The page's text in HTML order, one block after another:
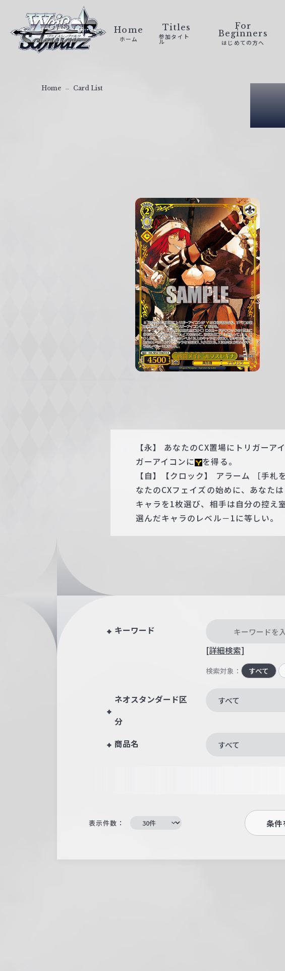
ァ
Home
ホーム
Titles
参加タイト
ル
For
Beginners
はじめての方へ
Home Card List
【永】 あなたのCX置場にトリガーア
ガーアイコンに
を得る。
【自】【クロック】 アラーム ［手
なたのCXフェイズの始めに、あなた
キャラを1枚選び、相手は自分の控え
選んだキャラのレベル－1に等しい。
キーワード
[詳細検索]
検索対象： すべて
ネオスタンダード区
分
すべて
商品名 すべて
表示件数： 条件